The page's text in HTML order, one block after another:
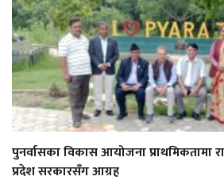
पुनर्वासका विकास आयोजना प्राथमिकतामा
प्रदेश सरकारसँग आग्रह